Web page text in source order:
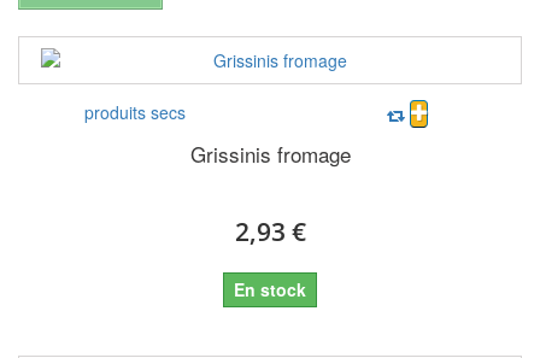
produits secs
Grissinis fromage
2,93 €
En stock